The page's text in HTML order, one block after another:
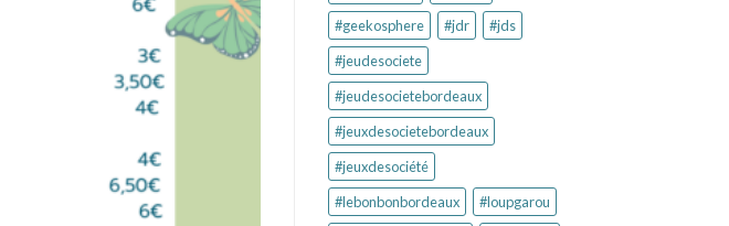
#geekosphere
#jdr
#jds
#jeudesociete
#jeudesocietebordeaux
#jeuxdesocietebordeaux
#jeuxdesociété
#lebonbonbordeaux
#loupgarou